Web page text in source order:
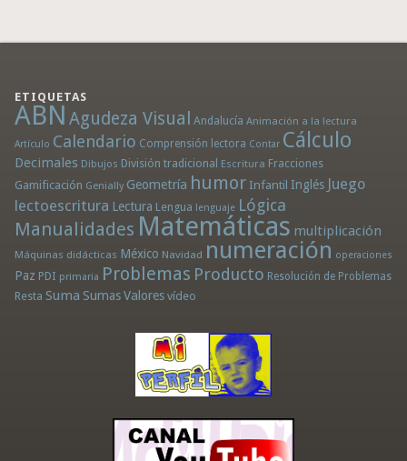
ETIQUETAS
ABN Agudeza Visual Andalucía Animación a la lectura
Artículo Calendario Comprensión lectora Contar Cálculo
Decimales Dibujos División tradicional Escritura Fracciones
Gamificación Genially Geometría humor Infantil Inglés Juego
lectoescritura Lectura Lengua lenguaje Lógica
Manualidades Matemáticas multiplicación
Máquinas didácticas México Navidad numeración operaciones
Paz PDI primaria Problemas Producto Resolución de Problemas
Resta Suma Sumas Valores vídeo